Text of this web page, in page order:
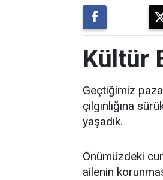
Kültür
Geçtiğimiz
çılgınlığına
yaşadık.
Önümüzdeki
ailenin